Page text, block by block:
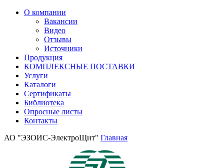
О компании
Вакансии
Видео
Отзывы
Источники
Продукция
КОМПЛЕКСНЫЕ ПОСТАВКИ
Услуги
Каталоги
Сертификаты
Библиотека
Опросные листы
Контакты
АО "ЭЗОИС-ЭлектроЩит" Главная